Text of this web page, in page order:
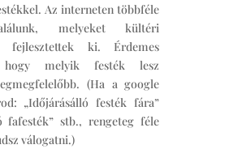
Az interneten többféle
melyeket kültéri
fejlesztettek ki. Érdemes
hogy melyik festék lesz
(Ha a google
„Időjárásálló festék fára”
fafesték” stb., rengeteg féle
válogatni.)